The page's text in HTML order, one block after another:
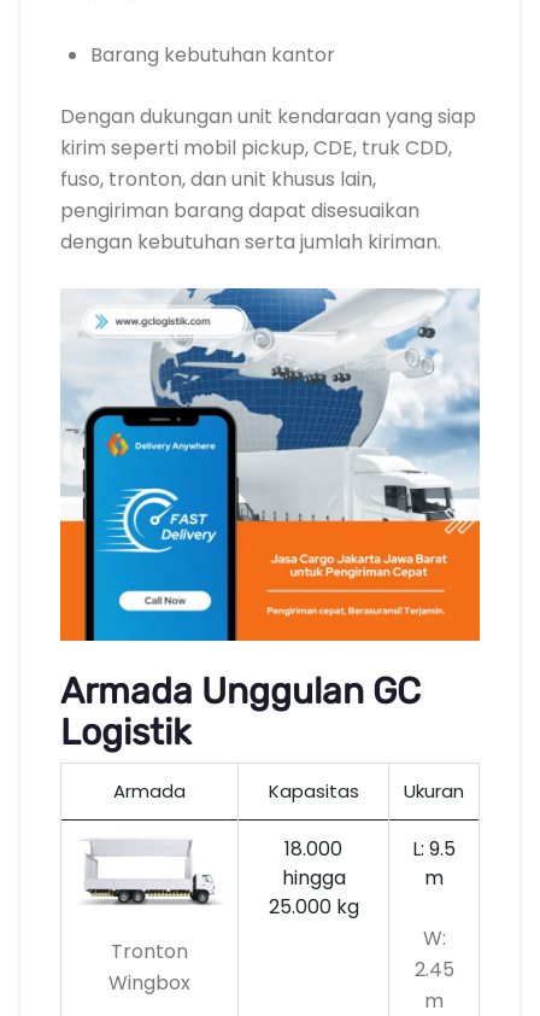
Barang kebutuhan kantor
Dengan dukungan unit kendaraan yang siap
kirim seperti mobil pickup, CDE, truk CDD,
fuso, tronton, dan unit khusus lain,
pengiriman barang dapat disesuaikan
dengan kebutuhan serta jumlah kiriman.
Armada Unggulan GC
Logistik
Armada Kapasitas Ukuran
Tronton
Wingbox
18.000
hingga
25.000 kg
L: 9.5
m
W:
2.45
m